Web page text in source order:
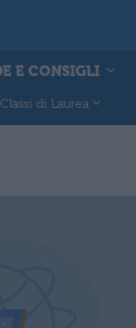
E CONSIGLI
Classi di Laurea